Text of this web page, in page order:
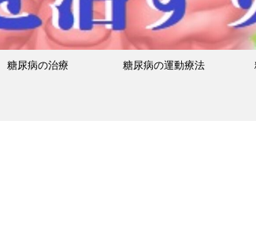
糖尿病の治療 糖尿病の運動療法